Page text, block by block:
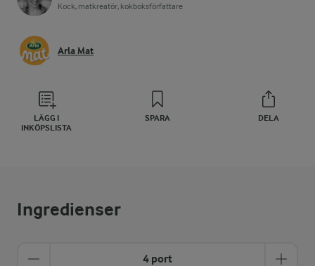
Kock, matkreatör, kokboksförfattare
Arla Mat
LÄGG I
INKÖPSLISTA
SPARA DELA
Ingredienser
4 port